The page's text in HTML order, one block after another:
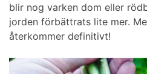
blir nog varken dom eller
jorden förbättrats lite mer.
återkommer definitivt!